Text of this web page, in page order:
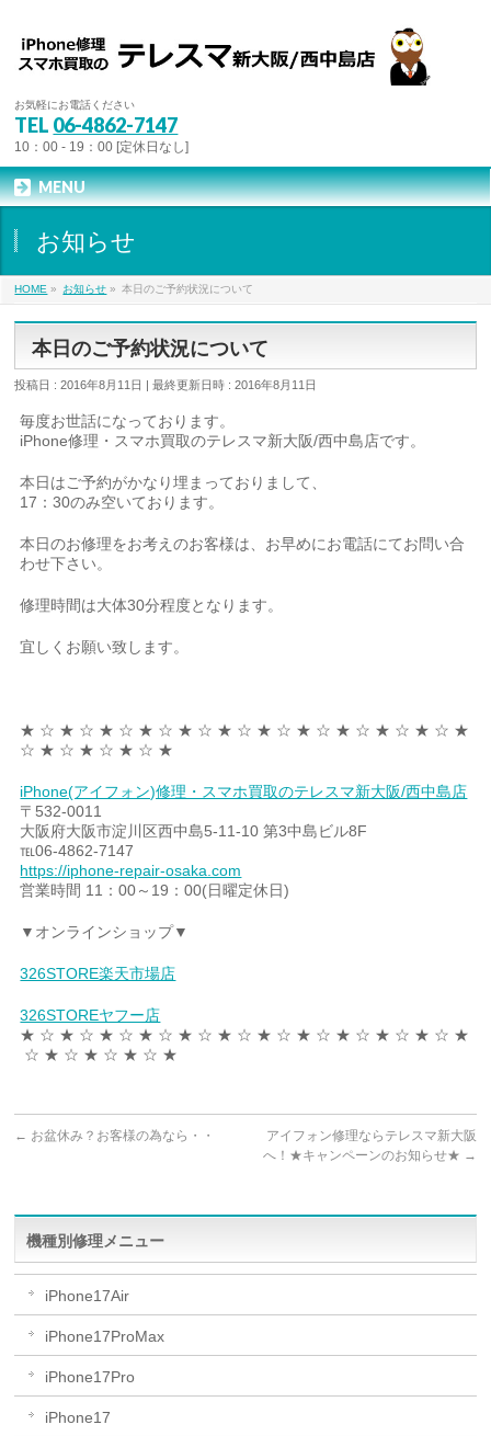
お気軽にお電話ください
TEL 06-4862-7147
10：00 - 19：00 [定休日なし]
MENU
お知らせ
HOME » お知らせ » 本日のご予約状況について
本日のご予約状況について
投稿日 : 2016年8月11日 最終更新日時 : 2016年8月11日
毎度お世話になっております。
iPhone修理・スマホ買取のテレスマ新大阪/西中島店です。
本日はご予約がかなり埋まっておりまして、
17：30のみ空いております。
本日のお修理をお考えのお客様は、お早めにお電話にてお問い合
わせ下さい。
修理時間は大体30分程度となります。
宜しくお願い致します。
★ ☆ ★ ☆ ★ ☆ ★ ☆ ★ ☆ ★ ☆ ★ ☆ ★ ☆ ★ ☆ ★ ☆ ★ ☆ ★
☆ ★ ☆ ★ ☆ ★ ☆ ★
iPhone(アイフォン)修理・スマホ買取のテレスマ新大阪/西中島店
〒532-0011
大阪府大阪市淀川区西中島5-11-10 第3中島ビル8F
℡06-4862-7147
https://iphone-repair-osaka.com
営業時間 11：00～19：00(日曜定休日)
▼オンラインショップ▼
326STORE楽天市場店
326STOREヤフー店
★ ☆ ★ ☆ ★ ☆ ★ ☆ ★ ☆ ★ ☆ ★ ☆ ★ ☆ ★ ☆ ★ ☆ ★ ☆ ★
☆ ★ ☆ ★ ☆ ★ ☆ ★
← お盆休み？お客様の為なら・・
アイフォン修理ならテレスマ新大阪
へ！★キャンペーンのお知らせ★ →
機種別修理メニュー
iPhone17Air
iPhone17ProMax
iPhone17Pro
iPhone17